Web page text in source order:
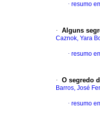
· resumo
· Alguns
Caznok, Yara
· resumo
· O segredo
Barros, José
· resumo